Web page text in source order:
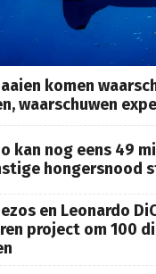
komen
waarschuwen
kan nog eens 49
hongersnood
en Leonardo
project om 100